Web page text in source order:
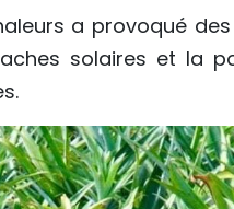
a provoqué
solaires et la